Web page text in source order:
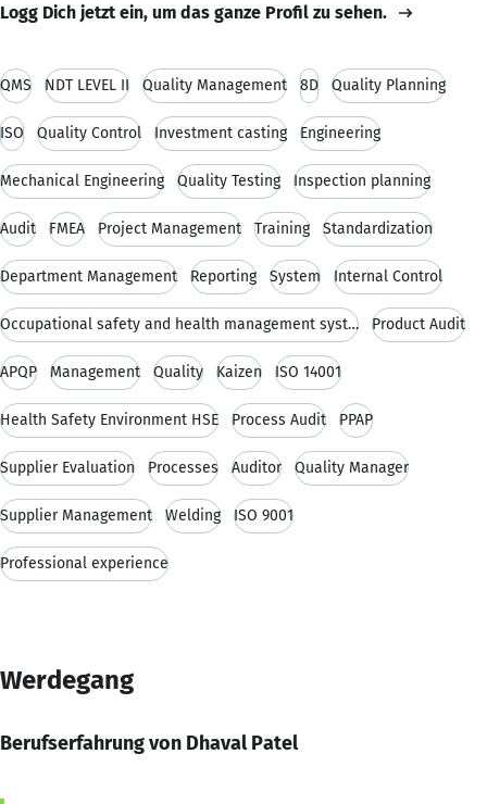
Logg Dich jetzt ein, um das ganze Profil zu sehen.
QMS NDT LEVEL II Quality Management 8D Quality Planning
ISO Quality Control Investment casting Engineering
Mechanical Engineering Quality Testing Inspection planning
Audit FMEA Project Management Training Standardization
Department Management Reporting System Internal Control
Occupational safety and health management system Product Audit
APQP Management Quality Kaizen ISO 14001
Health Safety Environment HSE Process Audit PPAP
Supplier Evaluation Processes Auditor Quality Manager
Supplier Management Welding ISO 9001
Professional experience
Werdegang
Berufserfahrung von Dhaval Patel